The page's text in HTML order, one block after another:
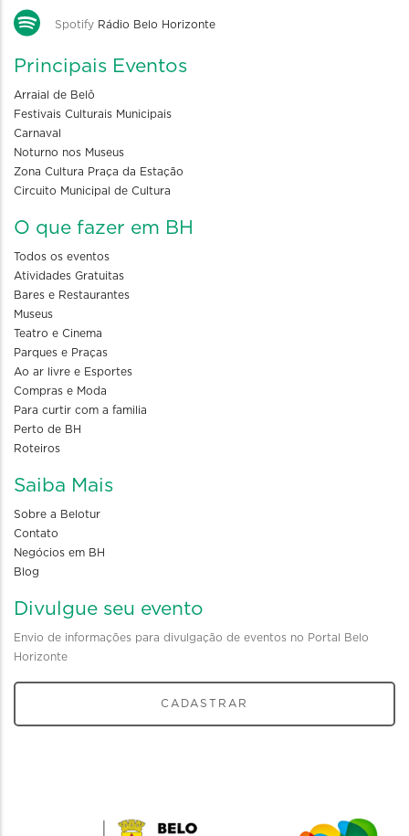
Spotify Rádio Belo Horizonte
Principais Eventos
Arraial de Belô
Festivais Culturais Municipais
Carnaval
Noturno nos Museus
Zona Cultura Praça da Estação
Circuito Municipal de Cultura
O que fazer em BH
Todos os eventos
Atividades Gratuitas
Bares e Restaurantes
Museus
Teatro e Cinema
Parques e Praças
Ao ar livre e Esportes
Compras e Moda
Para curtir com a familia
Perto de BH
Roteiros
Saiba Mais
Sobre a Belotur
Contato
Negócios em BH
Blog
Divulgue seu evento
Envio de informações para divulgação de eventos no Portal Belo
Horizonte
CADASTRAR